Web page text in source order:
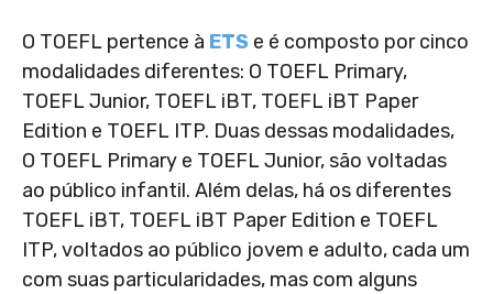
O TOEFL pertence à ETS e é composto por cinco
modalidades diferentes: O TOEFL Primary,
TOEFL Junior, TOEFL iBT, TOEFL iBT Paper
Edition e TOEFL ITP. Duas dessas modalidades,
O TOEFL Primary e TOEFL Junior, são voltadas
ao público infantil. Além delas, há os diferentes
TOEFL iBT, TOEFL iBT Paper Edition e TOEFL
ITP, voltados ao público jovem e adulto, cada um
com suas particularidades, mas com alguns